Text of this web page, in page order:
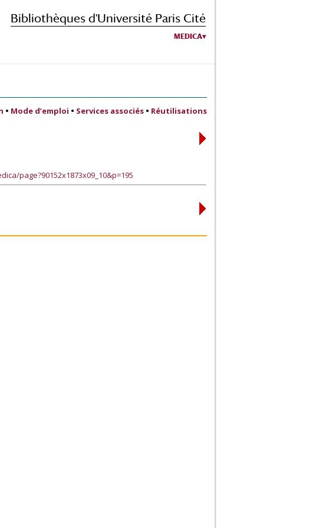
Bibliothèques d'Université Paris Cité
MEDICA
• Mode d’emploi • Services associés • Réutilisations
page?90152x1873x09_10&p=195